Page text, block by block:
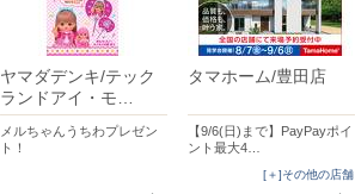
ヤマダデンキ/テック
ランドアイ・モ…
メルちゃんうちわプレゼン
ト！
タマホーム/豊田店
【9/6(日)まで】PayPayポイ
ント最大4…
[＋]その他の店舗